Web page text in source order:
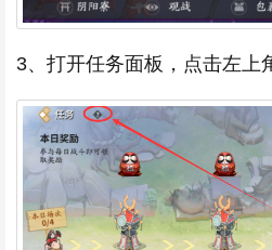
3、打开任务面板，点击左上